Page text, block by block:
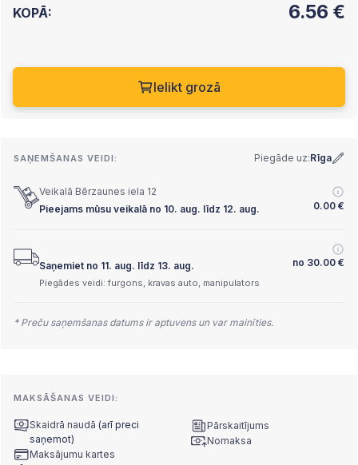
KOPĀ: 6.56 €
Ielikt grozā
SAŅEMŠANAS VEIDI: Piegāde uz:Rīga
Veikalā Bērzaunes iela 12
Pieejams mūsu veikalā no 10. aug. līdz 12. aug.
0.00 €
Saņemiet no 11. aug. līdz 13. aug. no 30.00 €
Piegādes veidi: furgons, kravas auto, manipulators
* Preču saņemšanas datums ir aptuvens un var mainīties.
MAKSĀŠANAS VEIDI:
Skaidrā naudā (arī preci
saņemot)
Maksājumu kartes
Pārskaitījums
Nomaksa